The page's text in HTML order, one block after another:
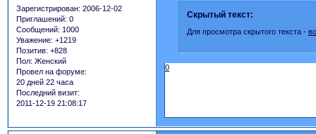
Зарегистрирован: 2006-12-02
Приглашений: 0
Сообщений: 1000
Уважение: +1219
Позитив: +828
Пол: Женский
Провел на форуме:
20 дней 22 часа
Последний визит:
2011-12-19 21:08:17
Скрытый текст:
Для просмотра скрытого текста -
0